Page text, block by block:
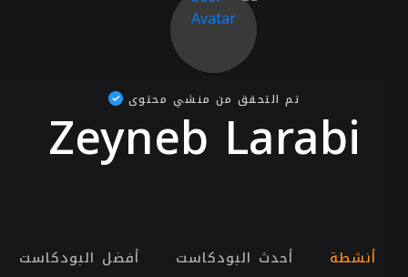
تم التحقق من منشي محتوى
Zeyneb Larabi
أنشطة أحدث البودكاست أفضل البودكاست